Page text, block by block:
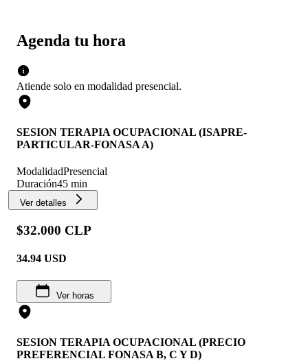
Agenda tu hora
Atiende solo en modalidad presencial.
SESION TERAPIA OCUPACIONAL (ISAPRE-
PARTICULAR-FONASA A)
ModalidadPresencial
Duración45 min
Ver detalles
$32.000 CLP
34.94 USD
Ver horas
SESION TERAPIA OCUPACIONAL (PRECIO
PREFERENCIAL FONASA B, C Y D)